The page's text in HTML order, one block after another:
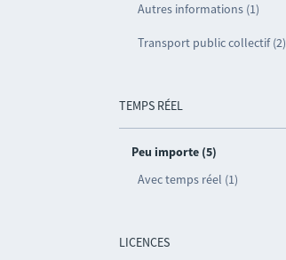
Autres informations (1)
Transport public collectif (2)
TEMPS RÉEL
Peu importe (5)
Avec temps réel (1)
LICENCES